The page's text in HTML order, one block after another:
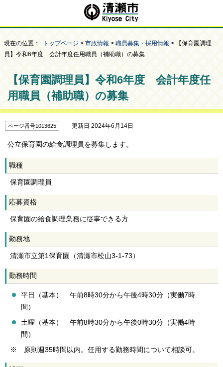
現在の位置： トップページ > 市政情報 > 職員募集・採用情報 > 【保育園調理
員】令和6年度 会計年度任用職員（補助職）の募集
【保育園調理員】令和6年度 会計年度任
用職員（補助職）の募集
ページ番号1013625 更新日 2024年6月14日
公立保育園の給食調理員を募集します。
職種
保育園調理員
応募資格
保育園の給食調理業務に従事できる方
勤務地
清瀬市立第1保育園（清瀬市松山3-1-73）
勤務時間
平日（基本） 午前8時30分から午後4時30分（実働7時
間）
土曜（基本） 午前8時30分から午後0時30分（実働4時
間）
※ 原則週35時間以内。任用する勤務時間について相談可。